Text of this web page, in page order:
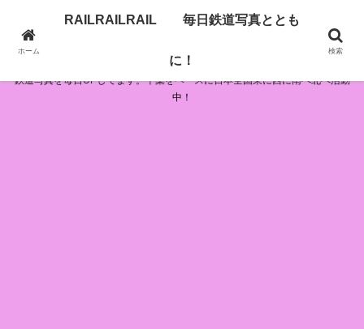
RAILRAILRAIL 毎日鉄道写真とともに！
鉄道写真を毎日UPしてます。千葉をベースに日本全国東に西に南へ北へ活動
中！
ホーム
RAILRAILRAIL 毎日鉄道写真ととも
に！
検索